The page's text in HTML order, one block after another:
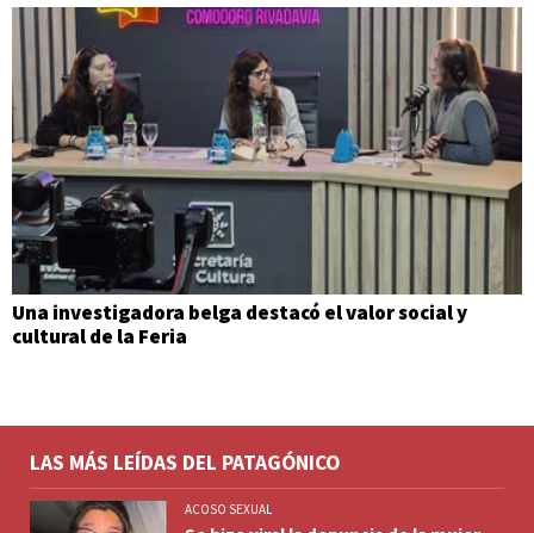
Una investigadora belga destacó el valor social y
cultural de la Feria
LAS MÁS LEÍDAS DEL PATAGÓNICO
ACOSO SEXUAL